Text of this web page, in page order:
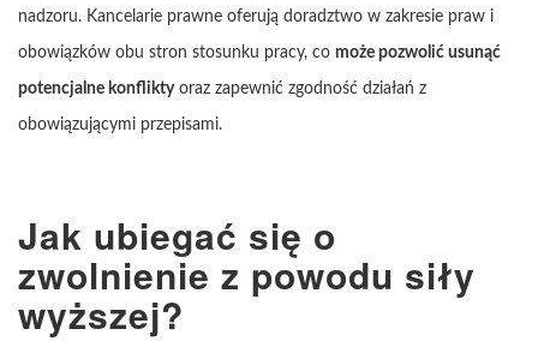
nadzoru. Kancelarie prawne oferują doradztwo w zakresie praw i
obowiązków obu stron stosunku pracy, co może pozwolić usunąć
potencjalne konfliktyoraz zapewnić zgodność działań z
obowiązującymi przepisami.
Jak ubiegać się o
zwolnienie z powodu siły
wyższej?